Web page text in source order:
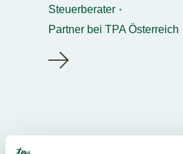
Steuerberater
Partner bei TPA Österreich